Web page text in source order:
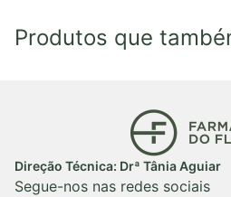
Produtos que
Início
Direção Técnica: Drª Tânia Aguiar
Segue-nos nas redes sociais